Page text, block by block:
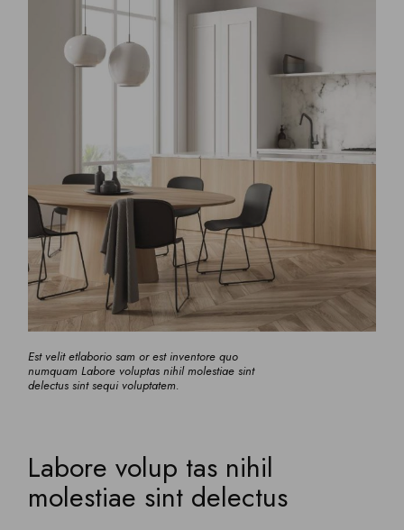
Est velit etlaborio sam or est inventore quo
numquam Labore voluptas nihil molestiae sint
delectus sint sequi voluptatem.
Labore volup tas nihil
molestiae sint delectus